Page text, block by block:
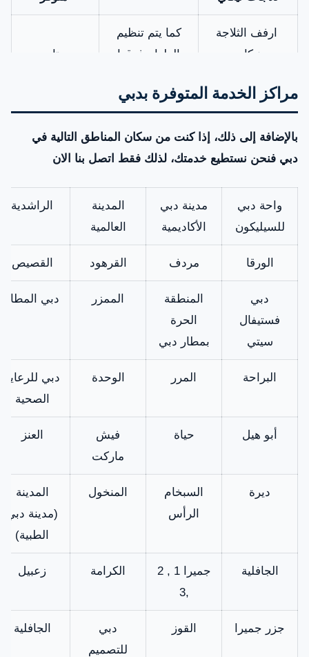
ارفف الثلاجة
نيكاي
كما يتم تنظيم
الطعام فوقها
متاح
فيرون ثلاجة
نيكاي
لذلك يعمل على
شحن الثلاجة من
خلاله
متوفر
يد باب ثلاجة او
فريزر
فتح وغلق ابواب
الثلاجة
متاح
مروحة تبريد
كمبريسور الثلاجة
لذلك تعمل على
تبريد كمبريسور
متوفر
سير باب الثلاجة
كما يعمل على
اغلاق الباب جيدا
مراكز الخدمة المتوفرة بدبي
بالإضافة إلى ذلك، إذا كنت من سكان المناطق التالية في
دبي فنحن نستطيع خدمتك، لذلك فقط اتصل بنا الان
واحة دبي
للسيليكون
مدينة دبي
الأكاديمية
المدينة
العالمية
الراشدية
الورقا مردف القرهود القصيص
دبي
فستيفال
سيتي
المنطقة
الحرة
بمطار دبي
الممزر دبي المطار
البراحة المرر الوحدة
دبي للرعاية
الصحية
أبو هيل حياة
فيش
ماركت
العنز
ديرة
السبخام
الرأس
المنخول
المدينة
(مدينة دبي
الطبية)
الجافلية
جميرا 1 , 2
,3
الكرامة زعبيل
جزر جميرا القوز
دبي
للتصميم
الجافلية